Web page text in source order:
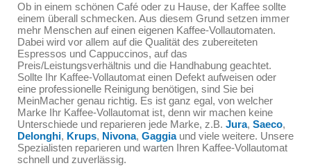
Ob in einem schönen Café oder zu Hause, der Kaffee sollte
einem überall schmecken. Aus diesem Grund setzen immer
mehr Menschen auf einen eigenen Kaffee-Vollautomaten.
Dabei wird vor allem auf die Qualität des zubereiteten
Espressos und Cappuccinos, auf das
Preis/Leistungsverhältnis und die Handhabung geachtet.
Sollte Ihr Kaffee-Vollautomat einen Defekt aufweisen oder
eine professionelle Reinigung benötigen, sind Sie bei
MeinMacher genau richtig. Es ist ganz egal, von welcher
Marke Ihr Kaffee-Vollautomat ist, denn wir machen keine
Unterschiede und reparieren jede Marke, z.B. Jura, Saeco,
Delonghi, Krups, Nivona, Gaggiaund viele weitere. Unsere
Spezialisten reparieren und warten Ihren Kaffee-Vollautomat
schnell und zuverlässig.